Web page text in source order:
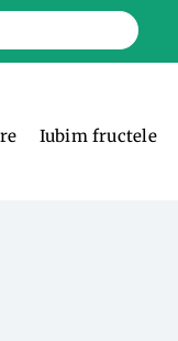
Iubim fructele